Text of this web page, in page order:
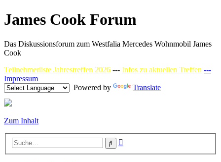
James Cook Forum
Das Diskussionsforum zum Westfalia Mercedes Wohnmobil James
Cook
Teilnehmerliste Jahrestreffen 2026 --- Infos zu aktuellen Treffen ---
Impressum
Powered by
Translate
Zum Inhalt
Suche